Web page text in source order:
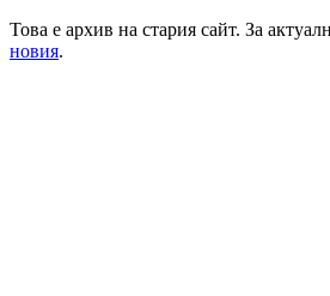
Това е архив на стария сайт. За
новия.